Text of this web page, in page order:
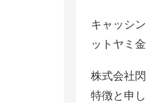
キャッシ
ットヤミ
株式会社
特徴と申